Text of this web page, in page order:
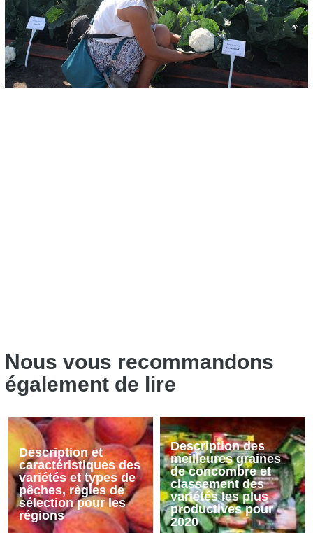
Nous vous recommandons
également de lire
Description et
caractéristiques des
variétés et types de
pêches, règles de
sélection pour les
régions
Description des
meilleures graines
de concombre et
classement des
variétés les plus
productives pour
2020